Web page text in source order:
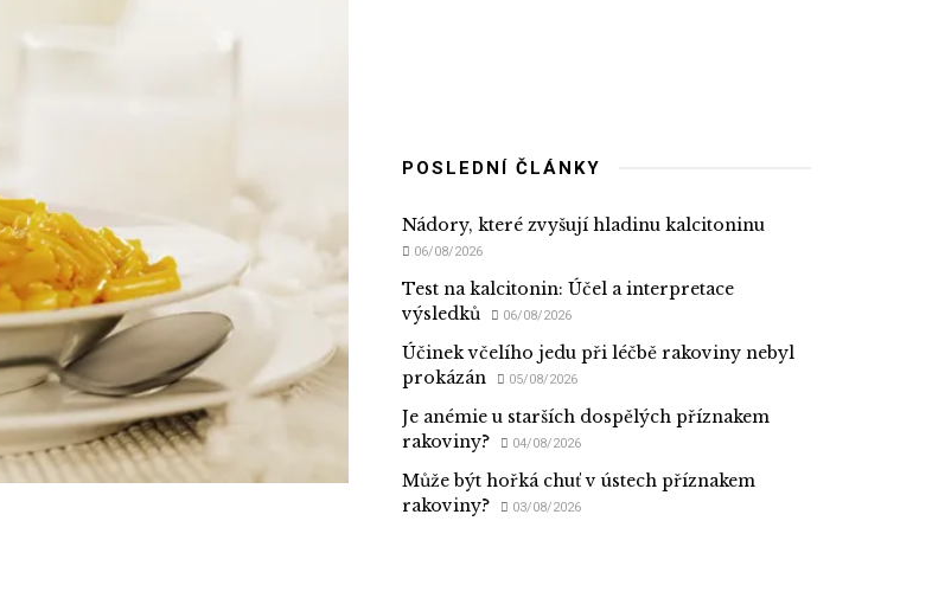
POSLEDNÍ ČLÁNKY
Nádory, které zvyšují hladinu kalcitoninu
06/08/2026
Test na kalcitonin: Účel a interpretace
výsledků
06/08/2026
Účinek včelího jedu při léčbě rakoviny nebyl
prokázán
05/08/2026
Je anémie u starších dospělých příznakem
rakoviny?
04/08/2026
Může být hořká chuť v ústech příznakem
rakoviny?
03/08/2026